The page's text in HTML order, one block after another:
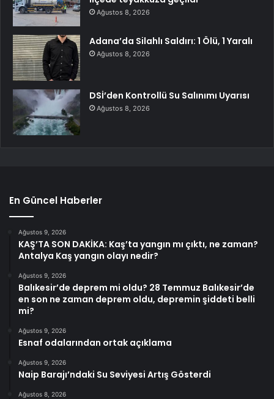
Ağustos 8, 2026
Adana’da Silahlı Saldırı: 1 Ölü, 1 Yaralı
Ağustos 8, 2026
DSİ’den Kontrollü Su Salınımı Uyarısı
Ağustos 8, 2026
En Güncel Haberler
Ağustos 9, 2026
KAŞ’TA SON DAKİKA: Kaş’ta yangın mı çıktı, ne zaman?
Antalya Kaş yangın olayı nedir?
Ağustos 9, 2026
Balıkesir’de deprem mi oldu? 28 Temmuz Balıkesir’de
en son ne zaman deprem oldu, depremin şiddeti belli
mi?
Ağustos 9, 2026
Esnaf odalarından ortak açıklama
Ağustos 9, 2026
Naip Barajı’ndaki Su Seviyesi Artış Gösterdi
Ağustos 8, 2026